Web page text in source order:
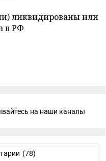
ликвидированы или
в РФ
на наши каналы
(78)